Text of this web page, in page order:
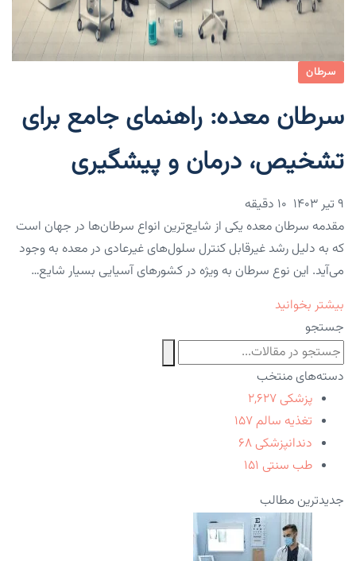
سرطان
سرطان معده: راهنمای جامع برای
تشخیص، درمان و پیشگیری
۹ تیر ۱۴۰۳
مقدمه سرطان معده یکی از شایع‌ترین انواع سرطان‌ها در جهان است
که به دلیل رشد غیرقابل کنترل سلول‌های غیرعادی در معده به وجود
می‌آید. این نوع سرطان به ویژه در کشورهای آسیایی بسیار شایع…
بیشتر بخوانید
جستجو
دسته‌های منتخب
پزشکی ۲,۶۲۷
تغذیه سالم ۱۵۷
دندانپزشکی ۶۸
طب سنتی ۱۵۱
جدیدترین مطالب